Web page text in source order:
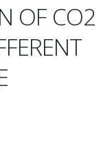
OF CO2